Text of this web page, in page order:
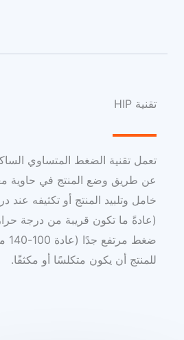
تقنية HIP
عن طريق وضع المنتج في حاوية
خامل وتلبيد المنتج أو تكثيفه عند
(عادةً ما تكون قريبة من درجة
للمنتج أن يكون متكلسًا أو مكثفًا.